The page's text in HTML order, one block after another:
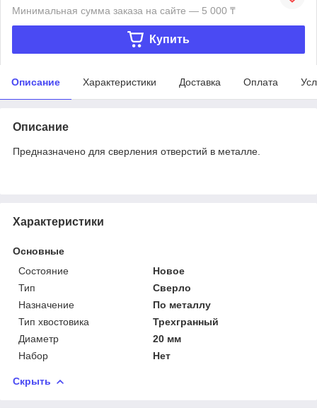
Минимальная сумма заказа на сайте — 5 000 ₸
Купить
Описание Характеристики Доставка Оплата
Описание
Предназначено для сверления отверстий в металле.
Характеристики
Основные
Состояние
Новое
Тип
Сверло
Назначение
По металлу
Тип хвостовика
Трехгранный
Диаметр
20 мм
Набор
Нет
Скрыть